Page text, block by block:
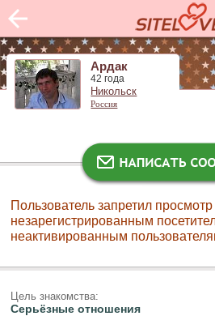
Ардак
42 года
Никольск
Россия
Пользователь запретил
незарегистрированным
неактивированным
Цель знакомства:
Серьёзные отношения